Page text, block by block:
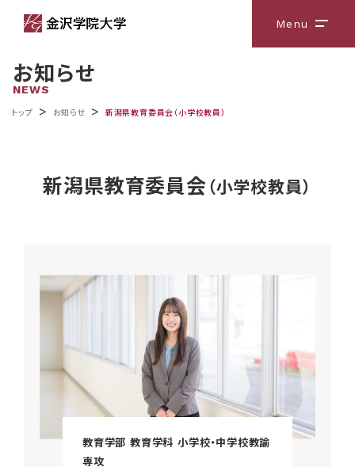
Menu メニ
お知らせ
NEWS
トップ > お知らせ > 新潟県教育委員会（小学校教員）
新潟県教育委員会 （小学校教員）
教育学部 教育学科 小学校・中学校教諭
専攻